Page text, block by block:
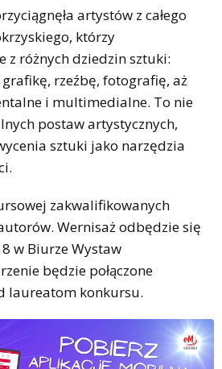
artystów z całego
którzy
z różnych dziedzin sztuki:
rzeźbę, fotografię, aż
i multimedialne. To nie
postaw artystycznych,
sztuki jako narzędzia
zakwalifikowanych
Wernisaż odbędzie się
w Biurze Wystaw
będzie połączone
laureatom konkursu.